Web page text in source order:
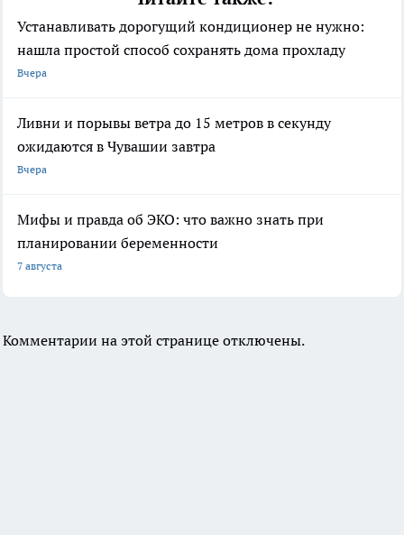
Устанавливать дорогущий кондиционер не нужно:
нашла простой способ сохранять дома прохладу
Вчера
Ливни и порывы ветра до 15 метров в секунду
ожидаются в Чувашии завтра
Вчера
Мифы и правда об ЭКО: что важно знать при
планировании беременности
7 августа
Комментарии на этой странице отключены.